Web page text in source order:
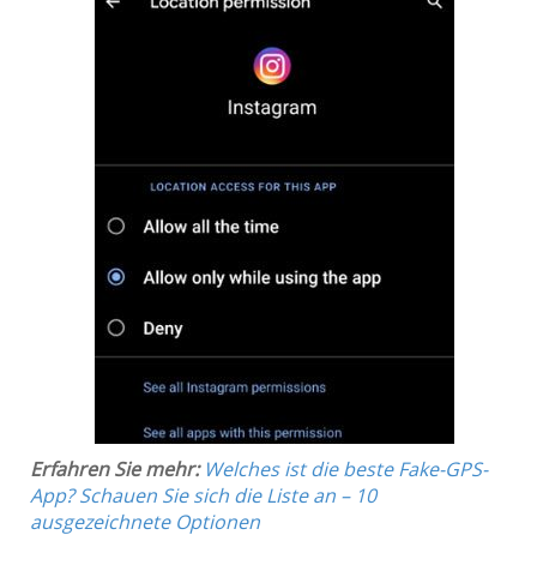
Erfahren Sie mehr: Welches ist die beste Fake-GPS-
App? Schauen Sie sich die Liste an – 10
ausgezeichnete Optionen